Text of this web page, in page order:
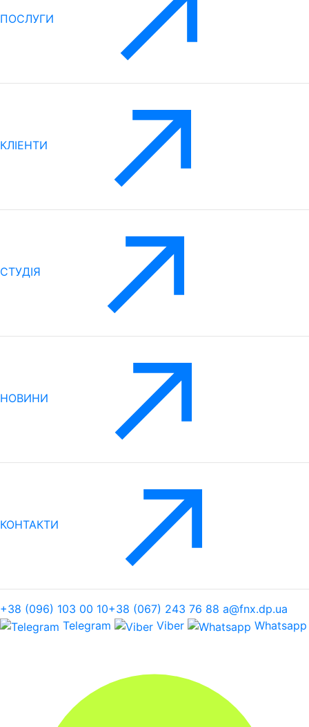
ПОСЛУГИ
КЛІЕНТИ
CТУДІЯ
НОВИНИ
КОНТАКТИ
+38 (096) 103 00 10+38 (067) 243 76 88 a@fnx.dp.ua
Telegram
Viber Whatsapp